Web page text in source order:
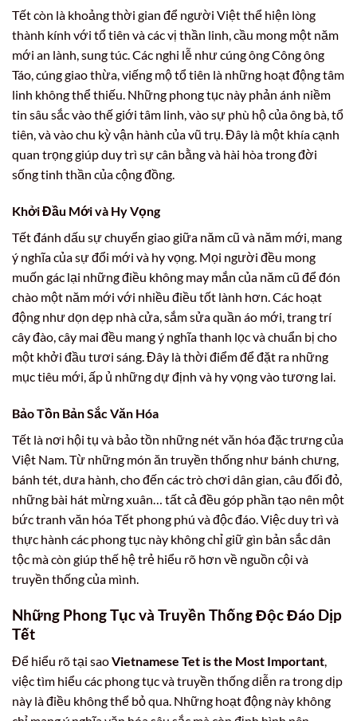
Tết còn là khoảng thời gian để người Việt thể hiện lòng
thành kính với tổ tiên và các vị thần linh, cầu mong một năm
mới an lành, sung túc. Các nghi lễ như cúng ông Công ông
Táo, cúng giao thừa, viếng mộ tổ tiên là những hoạt động tâm
linh không thể thiếu. Những phong tục này phản ánh niềm
tin sâu sắc vào thế giới tâm linh, vào sự phù hộ của ông bà, tổ
tiên, và vào chu kỳ vận hành của vũ trụ. Đây là một khía cạnh
quan trọng giúp duy trì sự cân bằng và hài hòa trong đời
sống tinh thần của cộng đồng.
Khởi Đầu Mới và Hy Vọng
Tết đánh dấu sự chuyển giao giữa năm cũ và năm mới, mang
ý nghĩa của sự đổi mới và hy vọng. Mọi người đều mong
muốn gác lại những điều không may mắn của năm cũ để đón
chào một năm mới với nhiều điều tốt lành hơn. Các hoạt
động như dọn dẹp nhà cửa, sắm sửa quần áo mới, trang trí
cây đào, cây mai đều mang ý nghĩa thanh lọc và chuẩn bị cho
một khởi đầu tươi sáng. Đây là thời điểm để đặt ra những
mục tiêu mới, ấp ủ những dự định và hy vọng vào tương lai.
Bảo Tồn Bản Sắc Văn Hóa
Tết là nơi hội tụ và bảo tồn những nét văn hóa đặc trưng của
Việt Nam. Từ những món ăn truyền thống như bánh chưng,
bánh tét, dưa hành, cho đến các trò chơi dân gian, câu đối đỏ,
những bài hát mừng xuân… tất cả đều góp phần tạo nên một
bức tranh văn hóa Tết phong phú và độc đáo. Việc duy trì và
thực hành các phong tục này không chỉ giữ gìn bản sắc dân
tộc mà còn giúp thế hệ trẻ hiểu rõ hơn về nguồn cội và
truyền thống của mình.
Những Phong Tục và Truyền Thống Độc Đáo Dịp
Tết
Để hiểu rõ tại saoVietnamese Tet is the Most Important,
việc tìm hiểu các phong tục và truyền thống diễn ra trong dịp
này là điều không thể bỏ qua. Những hoạt động này không